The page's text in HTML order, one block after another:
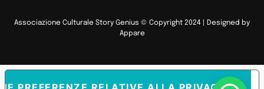
Associazione Culturale Story Genius © Copyright 2024 | Designed by
Appare